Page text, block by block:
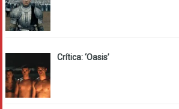
Crítica: ‘Oasis’